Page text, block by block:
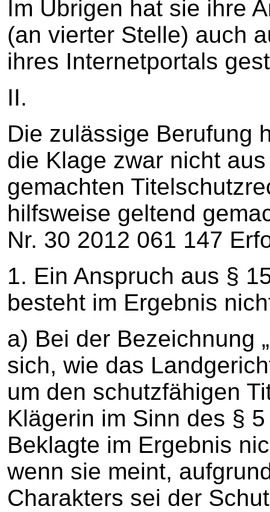
Im Übrigen hat sie ihre
(an vierter Stelle) auch
ihres Internetportals
II.
Die zulässige Berufung
die Klage zwar nicht
gemachten
hilfsweise geltend
Nr. 30 2012 061 147
1. Ein Anspruch aus §
besteht im Ergebnis
a) Bei der Bezeichnung
sich, wie das
um den schutzfähigen
Klägerin im Sinn des §
Beklagte im Ergebnis
wenn sie meint,
Charakters sei der